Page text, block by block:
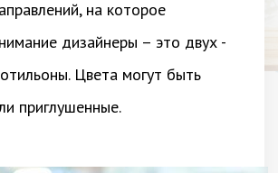
на которое
дизайнеры – это двух -
Цвета могут быть
приглушенные.